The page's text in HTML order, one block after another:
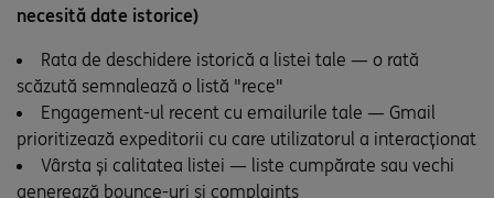
necesită date istorice)
Rata de deschidere istorică a listei tale — o rată
scăzută semnalează o listă "rece"
Engagement-ul recent cu emailurile tale — Gmail
prioritizează expeditorii cu care utilizatorul a interacționat
Vârsta și calitatea listei — liste cumpărate sau vechi
generează bounce-uri și complaints